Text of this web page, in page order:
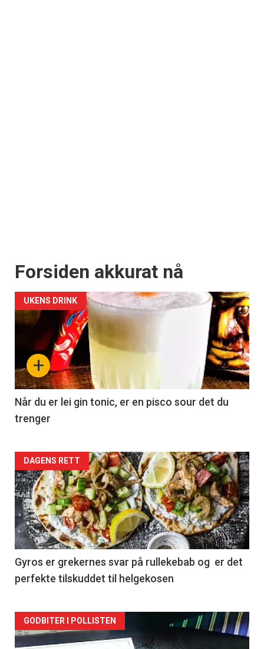
Forsiden akkurat nå
+
UKENS DRINK
Når du er lei gin tonic, er en pisco sour det du
trenger
Forsiden
akkurat
nå
-
2
DAGENS RETT
Gyros er grekernes svar på rullekebab og er det
perfekte tilskuddet til helgekosen
Forsiden
GODBITER I POLLISTEN